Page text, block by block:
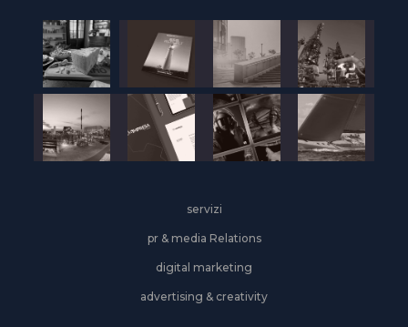
servizi
pr & media Relations
digital marketing
advertising & creativity